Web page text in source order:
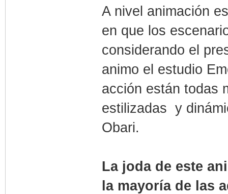
A nivel animación
en que los
considerando el
animo el estudio
acción están todas
estilizadas y
Obari.
La joda de este
la mayoría de las